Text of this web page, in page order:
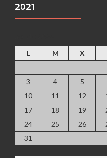
2021
L M X
3
4 5
10
11 12
17
18 19
24
25 26
31